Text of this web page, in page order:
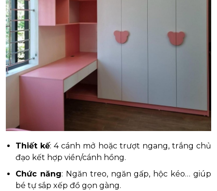
Thiết kế: 4 cánh mở hoặc trượt ngang, trắng chủ
đạo kết hợp viền/cánh hồng.
Chức năng: Ngăn treo, ngăn gấp, hộc kéo… giúp
bé tự sắp xếp đồ gọn gàng.